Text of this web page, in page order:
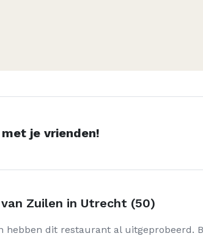
je vrienden!
Zuilen in Utrecht (50)
hebben dit restaurant al uitgeprobeerd.